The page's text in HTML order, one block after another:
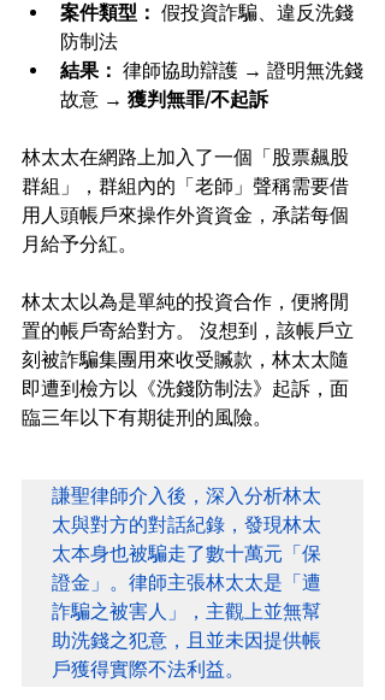
案件類型： 假投資詐騙、違反洗錢
防制法
結果： 律師協助辯護 → 證明無洗錢
故意 → 獲判無罪/不起訴
林太太在網路上加入了一個「股票飆股
群組」，群組內的「老師」聲稱需要借
用人頭帳戶來操作外資資金，承諾每個
月給予分紅。
林太太以為是單純的投資合作，便將閒
置的帳戶寄給對方。 沒想到，該帳戶立
刻被詐騙集團用來收受贓款，林太太隨
即遭到檢方以《洗錢防制法》起訴，面
臨三年以下有期徒刑的風險。
謙聖律師介入後，深入分析林太
太與對方的對話紀錄，發現林太
太本身也被騙走了數十萬元「保
證金」。律師主張林太太是「遭
詐騙之被害人」，主觀上並無幫
助洗錢之犯意，且並未因提供帳
戶獲得實際不法利益。